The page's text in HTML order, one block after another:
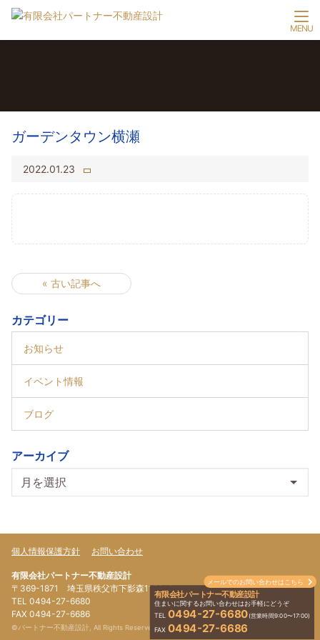
メールでのお問い合わせはこちら
有限会社パートナー不動産設計
住まいに関するお問い合わせはお手軽にどうぞ
TEL 0494-27-6680(営業時間9:00〜17:00)
FAX 0494-27-6686
ガーデンタウン横瀬
2022.01.23
« 古い記事へ
カテゴリー
お知らせ
イベント情報
ブログ
アーカイブ
個人情報保護方針 お問い合わせ
有限会社パートナー不動産設計
〒369-1871 埼玉県秩父市下影森1179-4
TEL 0494-27-6680
FAX 0494-27-6686
©パートナー不動産設計, All Rights Reserved.